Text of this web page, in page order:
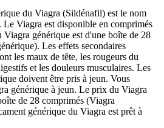
du Viagra (Sildénafil) est le nom
Le Viagra est disponible en comprimés
générique est d'une boîte de 28
Les effets secondaires
les maux de tête, les rougeurs du
et les douleurs musculaires. Les
doivent être pris à jeun. Vous
générique à jeun. Le prix du Viagra
de 28 comprimés (Viagra
générique du Viagra est prêt à